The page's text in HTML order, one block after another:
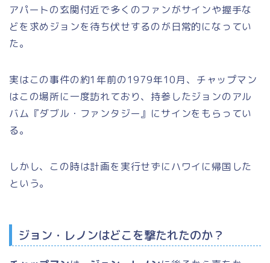
アパートの玄関付近で多くのファンがサインや握手な
どを求めジョンを待ち伏せするのが日常的になってい
た。
実はこの事件の約1年前の1979年10月、チャップマン
はこの場所に一度訪れており、持参したジョンのアル
バム『ダブル・ファンタジー』にサインをもらってい
る。
しかし、この時は計画を実行せずにハワイに帰国した
という。
ジョン・レノンはどこを撃たれたのか？